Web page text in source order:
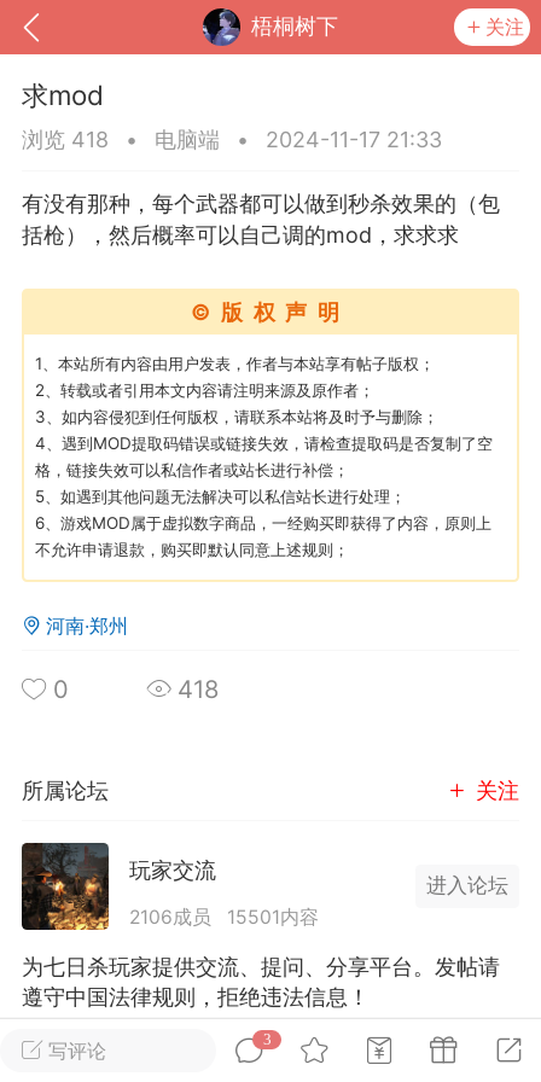
梧桐树下 关注
我的钱包 道具 排行榜
MOD下载 攻略教程 联机招募
17:51
电脑端
杀 模组安装/管理工具v1.1.0 测试版发
的交给管理器七日杀MOD管理器是一款
包分析，到安装、启停、...
汉 写评论
3
求mod
浏览 418 • 电脑端 • 2024-11-17 21:33
有没有那种，每个武器都可以做到秒杀效果的（包
括枪），然后概率可以自己调的mod，求求求
©版权声明
1、本站所有内容由用户发表，作者与本站享有帖子版权；
2、转载或者引用本文内容请注明来源及原作者；
3、如内容侵犯到任何版权，请联系本站将及时予与删除；
4、遇到MOD提取码错误或链接失效，请检查提取码是否复制了空
格，链接失效可以私信作者或站长进行补偿；
5、如遇到其他问题无法解决可以私信站长进行处理；
6、游戏MOD属于虚拟数字商品，一经购买即获得了内容，原则上
不允许申请退款，购买即默认同意上述规则；
河南·郑州
0 418
所属论坛 关注
玩家交流
2106成员 15501内容
进入论坛
为七日杀玩家提供交流、提问、分享平台。发帖请
遵守中国法律规则，拒绝违法信息！
全部 3 正序